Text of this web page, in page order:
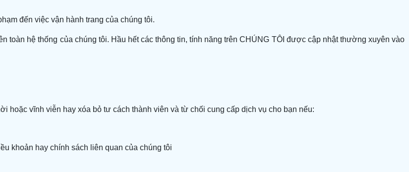
đến việc vận hành trang của chúng tôi.
toàn hệ thống của chúng tôi. Hầu hết các thông tin, tính năng trên CHÚNG TÔI được cập nhật thường xuyên vào
hoặc vĩnh viễn hay xóa bỏ tư cách thành viên và từ chối cung cấp dịch vụ cho bạn nếu:
khoản hay chính sách liên quan của chúng tôi